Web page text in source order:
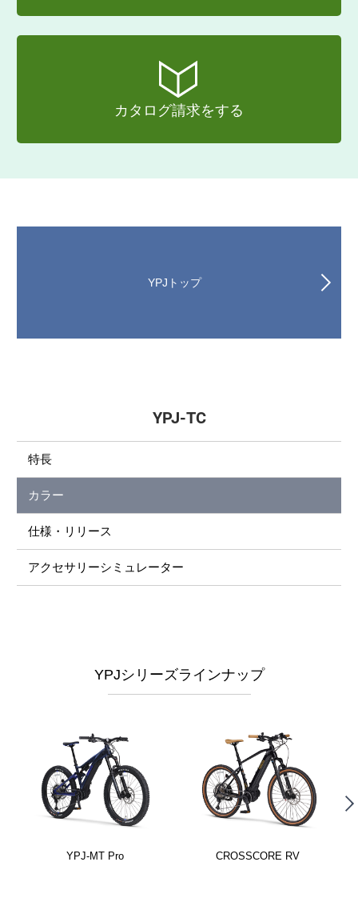
カタログ請求をする
YPJトップ
YPJ-TC
特長
カラー
仕様・リリース
アクセサリーシミュレーター
YPJシリーズラインナップ
YPJ-MT Pro CROSSCORE RV